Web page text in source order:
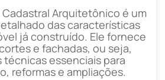
Arquitetônico é um
das características
já construído. Ele fornece
e fachadas, ou seja,
técnicas essenciais para
reformas e ampliações.